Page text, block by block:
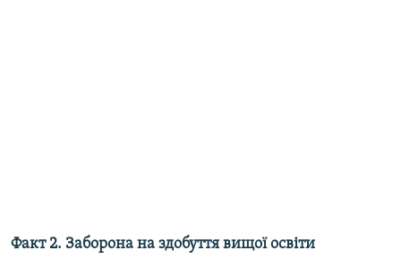
Факт 2. Заборона на здобуття вищої освіти